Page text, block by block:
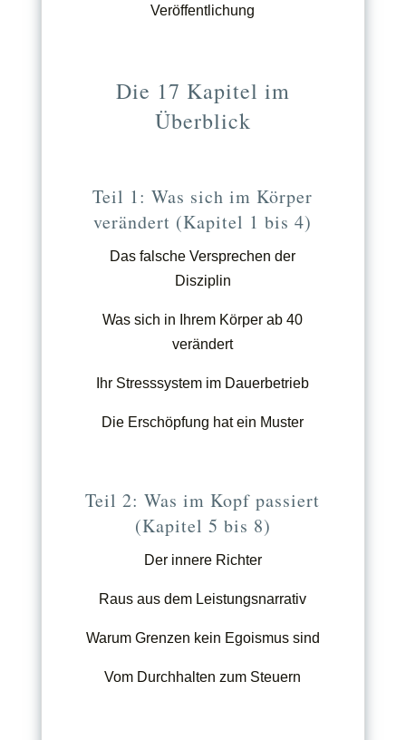
Veröffentlichung
Die 17 Kapitel im
Überblick
Teil 1: Was sich im Körper
verändert (Kapitel 1 bis 4)
Das falsche Versprechen der
Disziplin
Was sich in Ihrem Körper ab 40
verändert
Ihr Stresssystem im Dauerbetrieb
Die Erschöpfung hat ein Muster
Teil 2: Was im Kopf passiert
(Kapitel 5 bis 8)
Der innere Richter
Raus aus dem Leistungsnarrativ
Warum Grenzen kein Egoismus sind
Vom Durchhalten zum Steuern